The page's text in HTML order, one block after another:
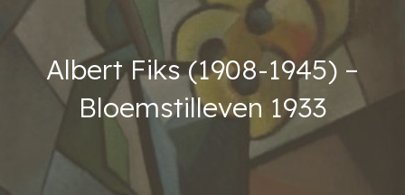
Albert Fiks (1908-1945) –
Bloemstilleven 1933